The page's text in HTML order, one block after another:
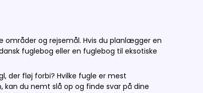
og rejsemål. Hvis du planlægger en
fuglebog eller en fuglebog til eksotiske
der fløj forbi? Hvilke fugle er mest
kan du nemt slå op og finde svar på dine